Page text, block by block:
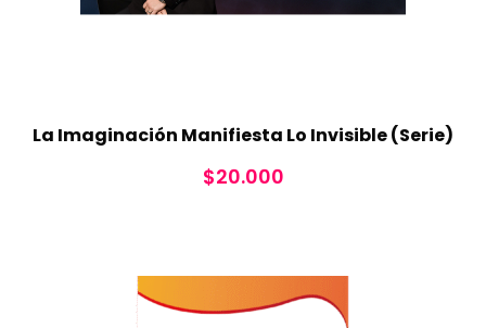
La Imaginación Manifiesta Lo Invisible (Serie)
$20.000